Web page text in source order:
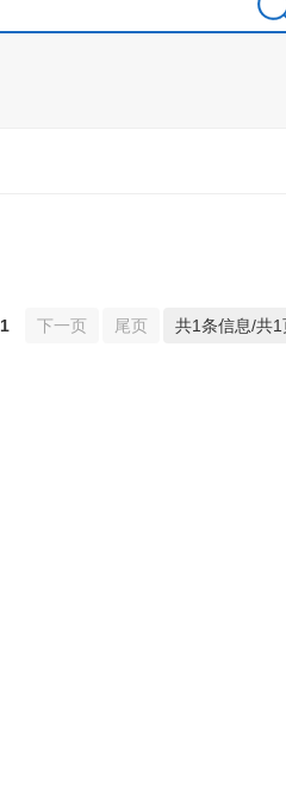
1 下一页 尾页 共1条信息/共1